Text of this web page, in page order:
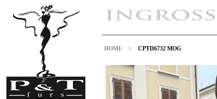
HOME > CPTD6732 MOG